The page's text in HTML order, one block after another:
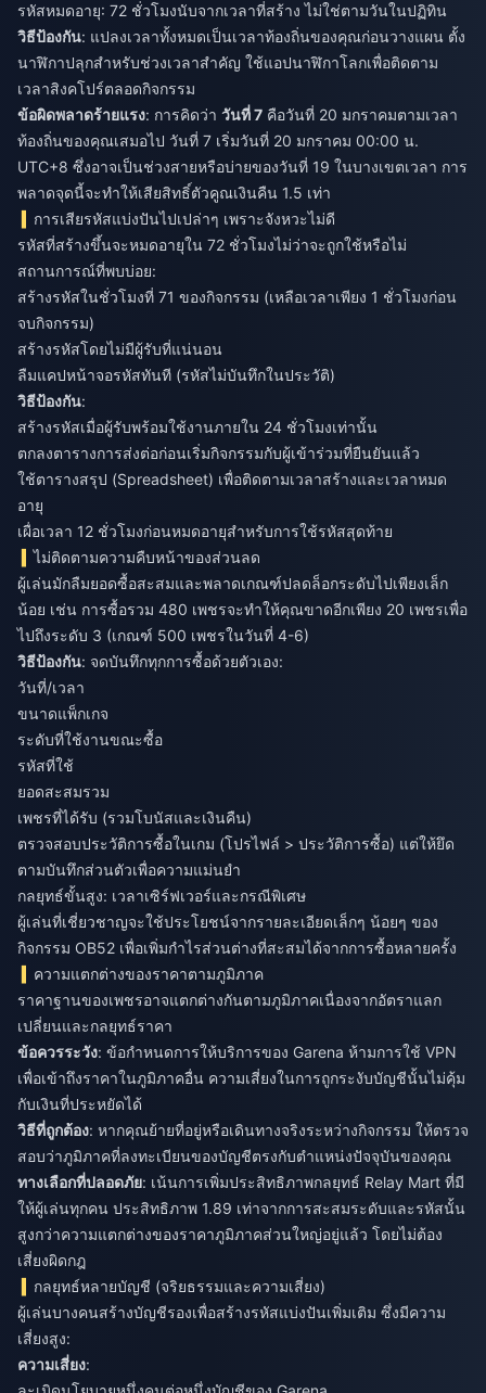
รหัสหมดอายุ: 72 ชั่วโมงนับจากเวลาที่สร้าง ไม่ใช่ตามวันในปฏิทิน
วิธีป้องกัน: แปลงเวลาทั้งหมดเป็นเวลาท้องถิ่นของคุณก่อนวางแผน ตั้ง
นาฬิกาปลุกสำหรับช่วงเวลาสำคัญ ใช้แอปนาฬิกาโลกเพื่อติดตาม
เวลาสิงคโปร์ตลอดกิจกรรม
ข้อผิดพลาดร้ายแรง: การคิดว่า วันที่ 7 คือวันที่ 20 มกราคมตามเวลา
ท้องถิ่นของคุณเสมอไป วันที่ 7 เริ่มวันที่ 20 มกราคม 00:00 น.
UTC+8 ซึ่งอาจเป็นช่วงสายหรือบ่ายของวันที่ 19 ในบางเขตเวลา การ
พลาดจุดนี้จะทำให้เสียสิทธิ์ตัวคูณเงินคืน 1.5 เท่า
การเสียรหัสแบ่งปันไปเปล่าๆ เพราะจังหวะไม่ดี
รหัสที่สร้างขึ้นจะหมดอายุใน 72 ชั่วโมงไม่ว่าจะถูกใช้หรือไม่
สถานการณ์ที่พบบ่อย:
สร้างรหัสในชั่วโมงที่ 71 ของกิจกรรม (เหลือเวลาเพียง 1 ชั่วโมงก่อน
จบกิจกรรม)
สร้างรหัสโดยไม่มีผู้รับที่แน่นอน
ลืมแคปหน้าจอรหัสทันที (รหัสไม่บันทึกในประวัติ)
วิธีป้องกัน:
สร้างรหัสเมื่อผู้รับพร้อมใช้งานภายใน 24 ชั่วโมงเท่านั้น
ตกลงตารางการส่งต่อก่อนเริ่มกิจกรรมกับผู้เข้าร่วมที่ยืนยันแล้ว
ใช้ตารางสรุป (Spreadsheet) เพื่อติดตามเวลาสร้างและเวลาหมด
อายุ
เผื่อเวลา 12 ชั่วโมงก่อนหมดอายุสำหรับการใช้รหัสสุดท้าย
ไม่ติดตามความคืบหน้าของส่วนลด
ผู้เล่นมักลืมยอดซื้อสะสมและพลาดเกณฑ์ปลดล็อกระดับไปเพียงเล็ก
น้อย เช่น การซื้อรวม 480 เพชรจะทำให้คุณขาดอีกเพียง 20 เพชรเพื่อ
ไปถึงระดับ 3 (เกณฑ์ 500 เพชรในวันที่ 4-6)
วิธีป้องกัน: จดบันทึกทุกการซื้อด้วยตัวเอง:
วันที่/เวลา
ขนาดแพ็กเกจ
ระดับที่ใช้งานขณะซื้อ
รหัสที่ใช้
ยอดสะสมรวม
เพชรที่ได้รับ (รวมโบนัสและเงินคืน)
ตรวจสอบประวัติการซื้อในเกม (โปรไฟล์ > ประวัติการซื้อ) แต่ให้ยึด
ตามบันทึกส่วนตัวเพื่อความแม่นยำ
กลยุทธ์ขั้นสูง: เวลาเซิร์ฟเวอร์และกรณีพิเศษ
ผู้เล่นที่เชี่ยวชาญจะใช้ประโยชน์จากรายละเอียดเล็กๆ น้อยๆ ของ
กิจกรรม OB52 เพื่อเพิ่มกำไรส่วนต่างที่สะสมได้จากการซื้อหลายครั้ง
ความแตกต่างของราคาตามภูมิภาค
ราคาฐานของเพชรอาจแตกต่างกันตามภูมิภาคเนื่องจากอัตราแลก
เปลี่ยนและกลยุทธ์ราคา
ข้อควรระวัง: ข้อกำหนดการให้บริการของ Garena ห้ามการใช้ VPN
เพื่อเข้าถึงราคาในภูมิภาคอื่น ความเสี่ยงในการถูกระงับบัญชีนั้นไม่คุ้ม
กับเงินที่ประหยัดได้
วิธีที่ถูกต้อง: หากคุณย้ายที่อยู่หรือเดินทางจริงระหว่างกิจกรรม ให้ตรวจ
สอบว่าภูมิภาคที่ลงทะเบียนของบัญชีตรงกับตำแหน่งปัจจุบันของคุณ
ทางเลือกที่ปลอดภัย: เน้นการเพิ่มประสิทธิภาพกลยุทธ์ Relay Mart ที่มี
ให้ผู้เล่นทุกคน ประสิทธิภาพ 1.89 เท่าจากการสะสมระดับและรหัสนั้น
สูงกว่าความแตกต่างของราคาภูมิภาคส่วนใหญ่อยู่แล้ว โดยไม่ต้อง
เสี่ยงผิดกฎ
กลยุทธ์หลายบัญชี (จริยธรรมและความเสี่ยง)
ผู้เล่นบางคนสร้างบัญชีรองเพื่อสร้างรหัสแบ่งปันเพิ่มเติม ซึ่งมีความ
เสี่ยงสูง:
ความเสี่ยง: